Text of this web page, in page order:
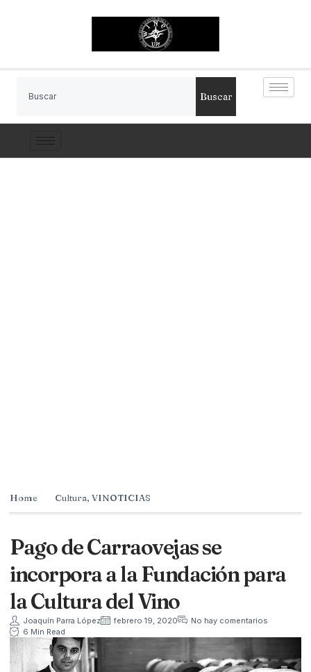
Buscar
Home Cultura, VINOTICIAS
Pago de Carraovejas se
incorpora a la Fundación para
la Cultura del Vino
Joaquín Parra López febrero 19, 2020
No hay comentarios
6 Min Read